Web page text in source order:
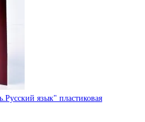
язык" пластиковая